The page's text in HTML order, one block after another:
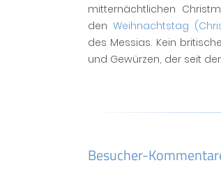
mitternächtlichen
denWeihnachtstag
des Messias. Kein
und Gewürzen, der seit
Besucher-